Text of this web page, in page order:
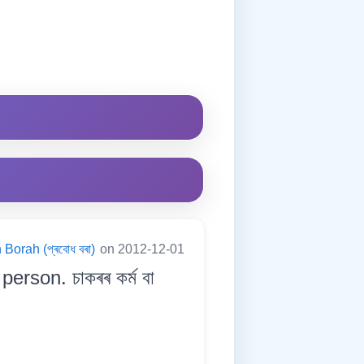
(প্ৰবোধ বৰা) on 2012-12-01
চাকৰৰ কৰ্ম বা